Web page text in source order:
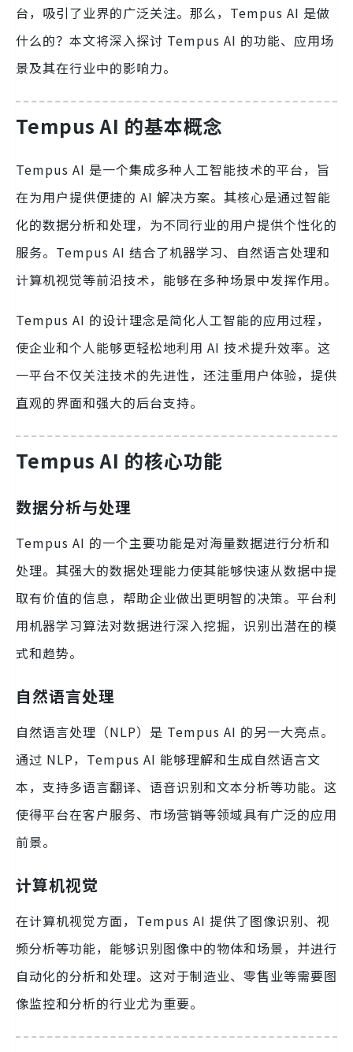
台，吸引了业界的广泛关注。那么，Tempus AI 是做
什么的？本文将深入探讨 Tempus AI 的功能、应用场
景及其在行业中的影响力。
Tempus AI 的基本概念
Tempus AI 是一个集成多种人工智能技术的平台，旨
在为用户提供便捷的 AI 解决方案。其核心是通过智能
化的数据分析和处理，为不同行业的用户提供个性化的
服务。Tempus AI 结合了机器学习、自然语言处理和
计算机视觉等前沿技术，能够在多种场景中发挥作用。
Tempus AI 的设计理念是简化人工智能的应用过程，
使企业和个人能够更轻松地利用 AI 技术提升效率。这
一平台不仅关注技术的先进性，还注重用户体验，提供
直观的界面和强大的后台支持。
Tempus AI 的核心功能
数据分析与处理
Tempus AI 的一个主要功能是对海量数据进行分析和
处理。其强大的数据处理能力使其能够快速从数据中提
取有价值的信息，帮助企业做出更明智的决策。平台利
用机器学习算法对数据进行深入挖掘，识别出潜在的模
式和趋势。
自然语言处理
自然语言处理（NLP）是 Tempus AI 的另一大亮点。
通过 NLP，Tempus AI 能够理解和生成自然语言文
本，支持多语言翻译、语音识别和文本分析等功能。这
使得平台在客户服务、市场营销等领域具有广泛的应用
前景。
计算机视觉
在计算机视觉方面，Tempus AI 提供了图像识别、视
频分析等功能，能够识别图像中的物体和场景，并进行
自动化的分析和处理。这对于制造业、零售业等需要图
像监控和分析的行业尤为重要。